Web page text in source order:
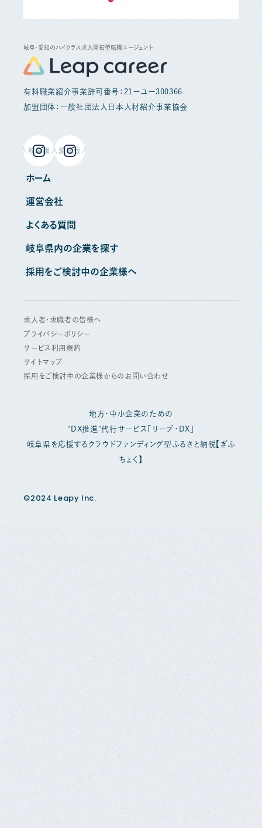
岐阜・愛知のハイクラス求人開拓型転職エージェント
有料職業紹介事業許可番号：21ーユー300366
加盟団体：一般社団法人日本人材紹介事業協会
岐阜版 愛知版
ホーム
運営会社
よくある質問
岐阜県内の企業を探す
採用をご検討中の企業様へ
求人者・求職者の皆様へ
プライバシーポリシー
サービス利用規約
サイトマップ
採用をご検討中の企業様からのお問い合わせ
地方・中小企業のための
"DX推進"代行サービス「リープ・DX」
岐阜県を応援するクラウドファンディング型ふるさと納税【ぎふ
ちょく】
©2024 Leapy Inc.